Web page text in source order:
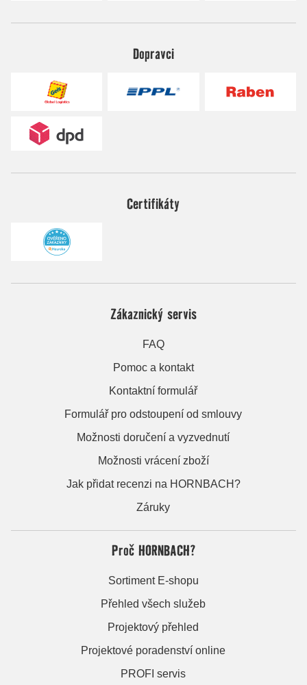
Dopravci
Certifikáty
Zákaznický servis
FAQ
Pomoc a kontakt
Kontaktní formulář
Formulář pro odstoupení od smlouvy
Možnosti doručení a vyzvednutí
Možnosti vrácení zboží
Jak přidat recenzi na HORNBACH?
Záruky
Proč HORNBACH?
Sortiment E-shopu
Přehled všech služeb
Projektový přehled
Projektové poradenství online
PROFI servis